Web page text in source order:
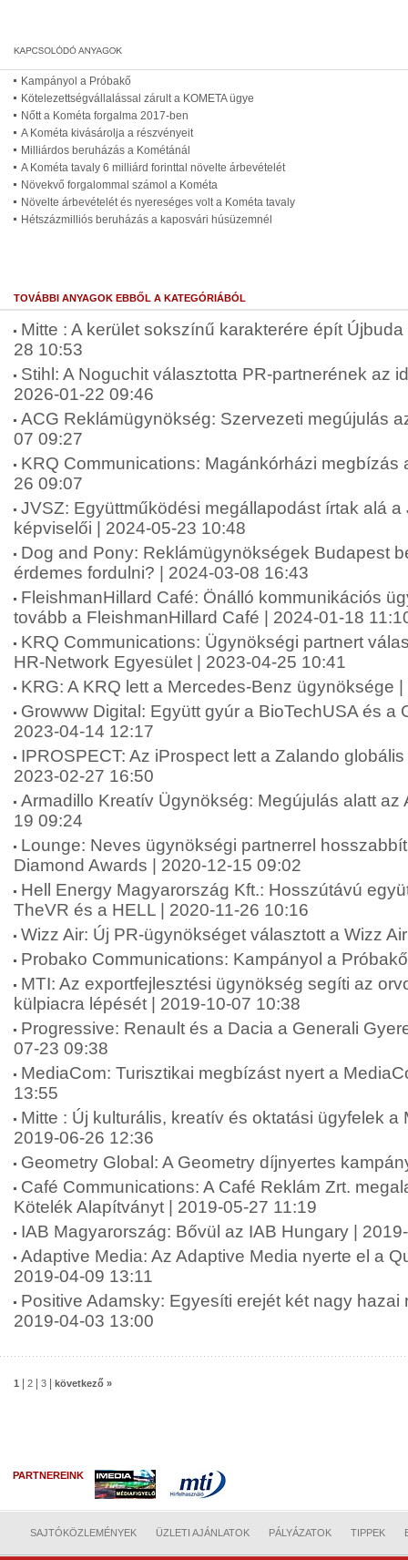
Kampányol a Próbakő
Kötelezettségvállalással zárult a KOMETA ügye
Nőtt a Kométa forgalma 2017-ben
A Kométa kivásárolja a részvényeit
Milliárdos beruházás a Kométánál
A Kométa tavaly 6 milliárd forinttal növelte árbevételét
Növekvő forgalommal számol a Kométa
Növelte árbevételét és nyereséges volt a Kométa tavaly
Hétszázmilliós beruházás a kaposvári húsüzemnél
TOVÁBBI ANYAGOK EBBŐL A KATEGÓRIÁBÓL
Mitte : A kerület sokszínű karakterére épít
28 10:53
Stihl: A Noguchit választotta PR-partnerének az
2026-01-22 09:46
ACG Reklámügynökség: Szervezeti megújulás
07 09:27
KRQ Communications: Magánkórházi megbízás
26 09:07
JVSZ: Együttműködési megállapodást írtak alá
képviselői | 2024-05-23 10:48
Dog and Pony: Reklámügynökségek Budapest
érdemes fordulni? | 2024-03-08 16:43
FleishmanHillard Café: Önálló kommunikációs
tovább a FleishmanHillard Café | 2024-01-18
KRQ Communications: Ügynökségi partnert
HR-Network Egyesület | 2023-04-25 10:41
KRG: A KRQ lett a Mercedes-Benz ügynöksége
Growww Digital: Együtt gyúr a BioTechUSA és a
2023-04-14 12:17
IPROSPECT: Az iProspect lett a Zalando
2023-02-27 16:50
Armadillo Kreatív Ügynökség: Megújulás alatt az
19 09:24
Lounge: Neves ügynökségi partnerrel
Diamond Awards | 2020-12-15 09:02
Hell Energy Magyarország Kft.: Hosszútávú
TheVR és a HELL | 2020-11-26 10:16
Wizz Air: Új PR-ügynökséget választott a Wizz
Probako Communications: Kampányol a
MTI: Az exportfejlesztési ügynökség segíti az
külpiacra lépését | 2019-10-07 10:38
Progressive: Renault és a Dacia a Generali
07-23 09:38
MediaCom: Turisztikai megbízást nyert a
13:55
Mitte : Új kulturális, kreatív és oktatási ügyfelek a
2019-06-26 12:36
Geometry Global: A Geometry díjnyertes
Café Communications: A Café Reklám Zrt.
Kötelék Alapítványt | 2019-05-27 11:19
IAB Magyarország: Bővül az IAB Hungary |
Adaptive Media: Az Adaptive Media nyerte el a
2019-04-09 13:11
Positive Adamsky: Egyesíti erejét két nagy hazai
2019-04-03 13:00
1 2 3 következő »
PARTNEREINK
SAJTÓKÖZLEMÉNYEK ÜZLETI AJÁNLATOK PÁLYÁZATOK TIPPEK